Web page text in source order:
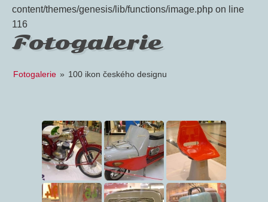
content/themes/genesis/lib/functions/image.php on line
116
Fotogalerie
Fotogalerie » 100 ikon českého designu